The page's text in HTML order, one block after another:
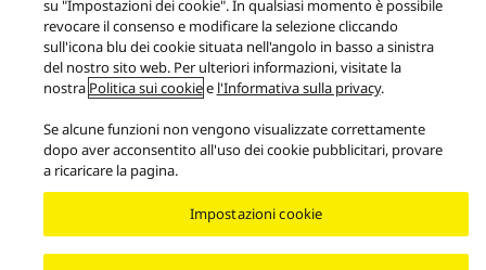
Area/Country
Copyright © 2026 Panasonic Italia Branch Office of Panasonic Marketing
Europe GmbH. Tutti i diritti sono riservati. P.IVA: 07409680969
su "Impostazioni dei cookie". In qualsiasi momento è possibile
revocare il consenso e modificare la selezione cliccando
sull'icona blu dei cookie situata nell'angolo in basso a sinistra
del nostro sito web. Per ulteriori informazioni, visitate la
nostra Politica sui cookiee l'Informativa sulla privacy.
Se alcune funzioni non vengono visualizzate correttamente
dopo aver acconsentito all'uso dei cookie pubblicitari, provare
a ricaricare la pagina.
Impostazioni cookie